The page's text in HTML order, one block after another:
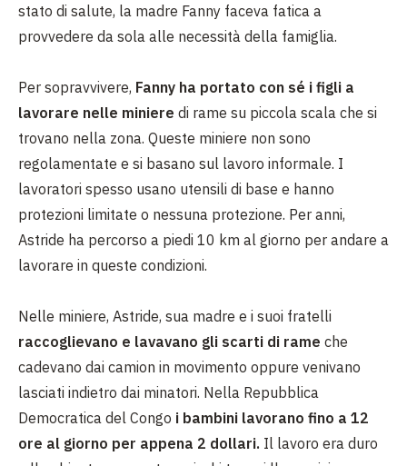
stato di salute, la madre Fanny faceva fatica a
provvedere da sola alle necessità della famiglia.
Per sopravvivere, Fanny ha portato con sé i figli a
lavorare nelle miniere di rame su piccola scala che si
trovano nella zona. Queste miniere non sono
regolamentate e si basano sul lavoro informale. I
lavoratori spesso usano utensili di base e hanno
protezioni limitate o nessuna protezione. Per anni,
Astride ha percorso a piedi 10 km al giorno per andare a
lavorare in queste condizioni.
Nelle miniere, Astride, sua madre e i suoi fratelli
raccoglievano e lavavano gli scarti di rame che
cadevano dai camion in movimento oppure venivano
lasciati indietro dai minatori. Nella Repubblica
Democratica del Congo i bambini lavorano fino a 12
ore al giorno per appena 2 dollari. Il lavoro era duro